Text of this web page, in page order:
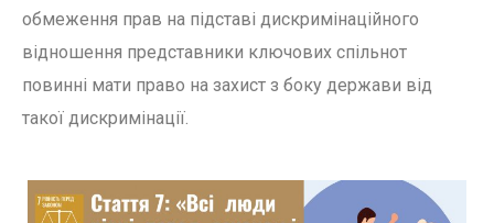
обмеження прав на підставі дискримінаційного
відношення представники ключових спільнот
повинні мати право на захист з боку держави від
такої дискримінації.